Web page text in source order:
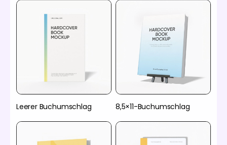
Leerer Buchumschlag 8,5×11-Buchumschlag